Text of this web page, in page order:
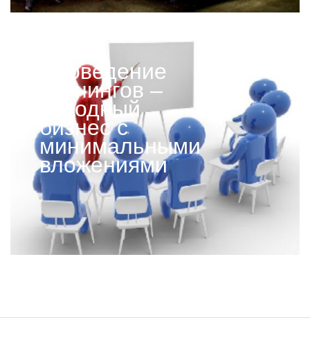
Проведение
тренингов –
выгодный
бизнес с
минимальными
вложениями